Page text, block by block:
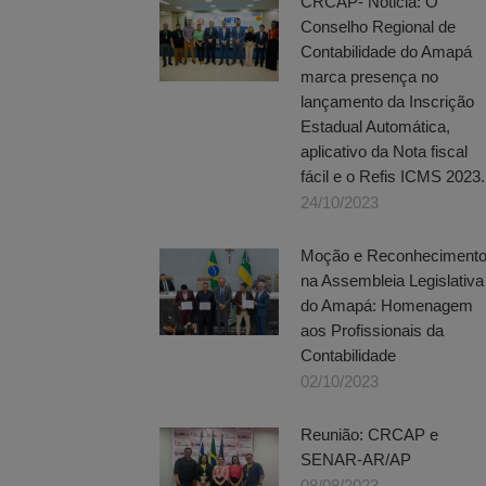
Conselho Regional de
Contabilidade do Amapá
marca presença no
lançamento da Inscrição
Estadual Automática,
aplicativo da Nota fiscal
fácil e o Refis ICMS 2023.
24/10/2023
Moção e Reconhecimento
na Assembleia Legislativa
do Amapá: Homenagem
aos Profissionais da
Contabilidade
02/10/2023
Reunião: CRCAP e
SENAR-AR/AP